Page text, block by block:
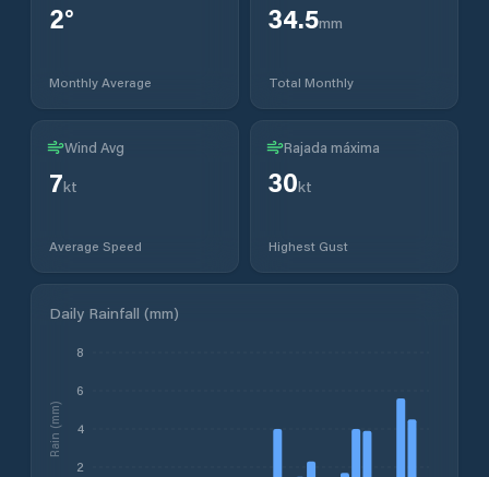
2°
Monthly Average
34.5mm
Total Monthly
Wind Avg
7kt
Average Speed
Rajada máxima
30kt
Highest Gust
Daily Rainfall (mm)
2
4
6
8
Rain (mm)